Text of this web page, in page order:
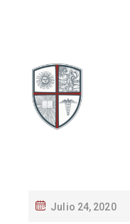
Julio 24, 2020